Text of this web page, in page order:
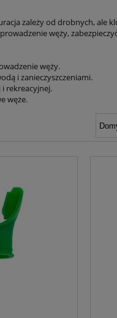
zależy od drobnych, ale
węży,
węży.
i zanieczyszczeniami.
rekreacyjnej.
węże.